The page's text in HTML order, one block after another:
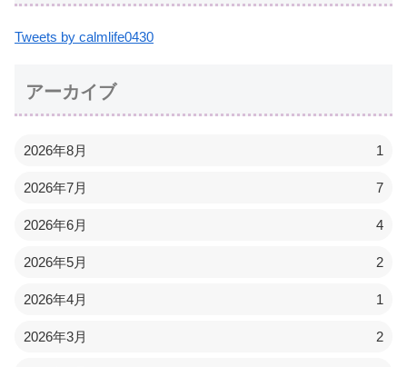
Tweets by calmlife0430
アーカイブ
2026年8月 1
2026年7月 7
2026年6月 4
2026年5月 2
2026年4月 1
2026年3月 2